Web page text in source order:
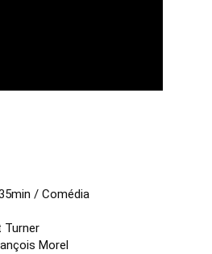
/ Comédia
Turner
Morel